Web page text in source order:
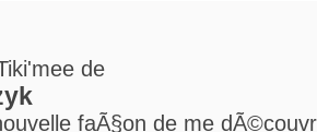
de
faÃ§on de me